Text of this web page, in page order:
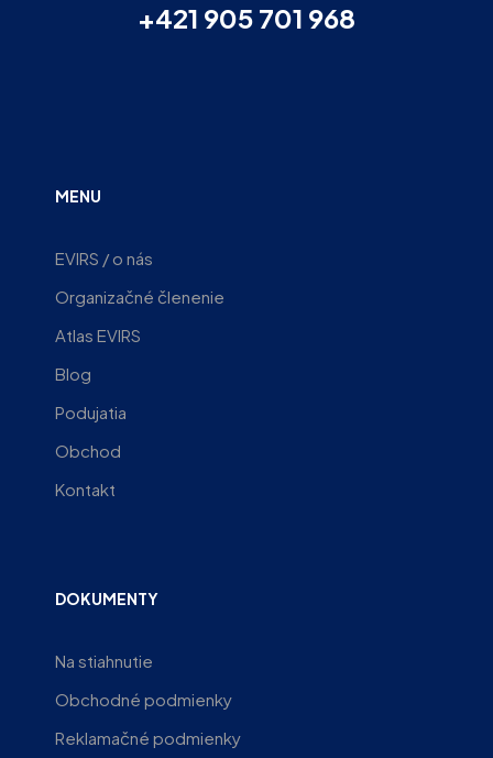
+421 905 701 968
MENU
EVIRS / o nás
Organizačné členenie
Atlas EVIRS
Blog
Podujatia
Obchod
Kontakt
DOKUMENTY
Na stiahnutie
Obchodné podmienky
Reklamačné podmienky